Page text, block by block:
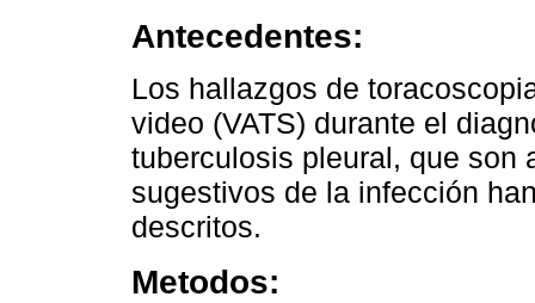
Antecedentes:
Los hallazgos de
video (VATS) durante el
tuberculosis pleural, que son
sugestivos de la infección
descritos.
Metodos: